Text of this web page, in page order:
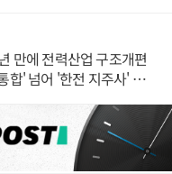
만에 전력산업 구조개편
합' 넘어 '한전 지주사' 재편